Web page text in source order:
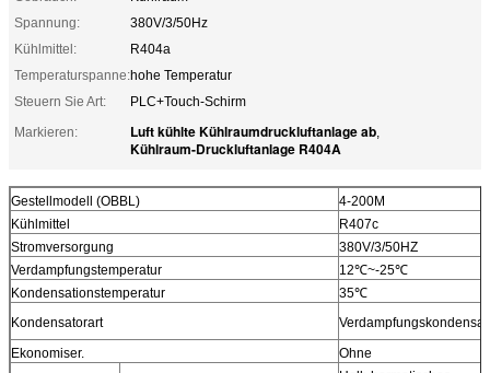
Spannung:
380V/3/50Hz
Kühlmittel:
R404a
Temperaturspanne:hohe Temperatur
Steuern Sie Art:
PLC+Touch-Schirm
Markieren:
Luft kühlte Kühlraumdruckluftanlage ab,
Kühlraum-Druckluftanlage R404A
Gestellmodell (OBBL)
4-200M
Kühlmittel
R407c
Stromversorgung
380V/3/50HZ
Verdampfungstemperatur
12℃~-25℃
Kondensationstemperatur
35℃
Kondensatorart
Ekonomiser.
Ohne